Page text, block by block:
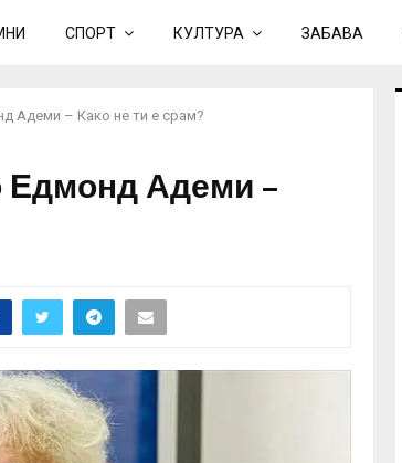
СПОРТ КУЛТУРА ЗАБАВА
Адеми – Како не ти е срам?
Адеми –